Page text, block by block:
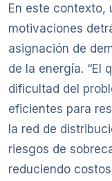
En este contexto,
motivaciones
asignación de
de la energía. “El
dificultad del
eficientes para
la red de
riesgos de
reduciendo